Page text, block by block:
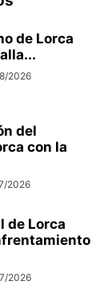
de Lorca
2026
del
con la
2026
de Lorca
2026